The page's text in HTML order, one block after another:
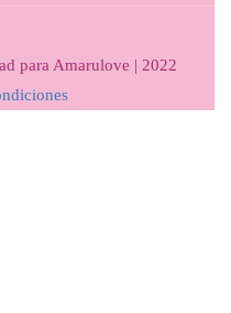
para Amarulove | 2022